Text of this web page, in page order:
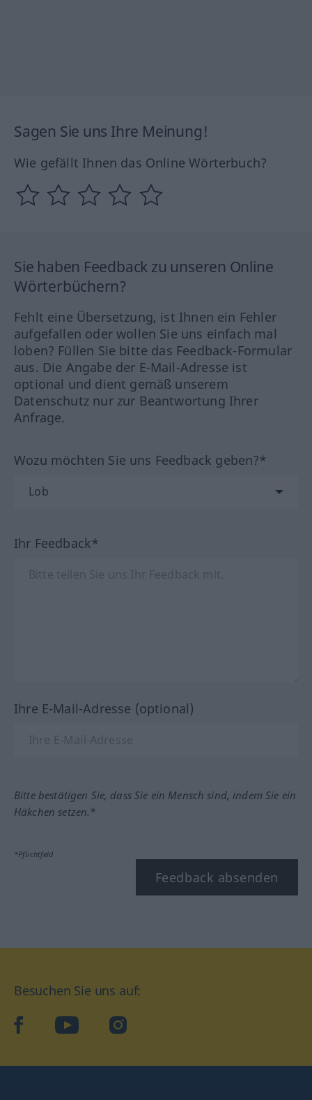
Sagen Sie uns Ihre Meinung!
Wie gefällt Ihnen das Online Wörterbuch?
Sie haben Feedback zu unseren Online
Wörterbüchern?
Fehlt eine Übersetzung, ist Ihnen ein Fehler
aufgefallen oder wollen Sie uns einfach mal
loben? Füllen Sie bitte das Feedback-Formular
aus. Die Angabe der E-Mail-Adresse ist
optional und dient gemäß unserem
Datenschutz nur zur Beantwortung Ihrer
Anfrage.
Wozu möchten Sie uns Feedback geben?*
Ihr Feedback*
Ihre E-Mail-Adresse (optional)
Bitte bestätigen Sie, dass Sie ein Mensch sind, indem Sie ein
Häkchen setzen.*
*Pflichtfeld
Feedback absenden
Besuchen Sie uns auf:
facebook YouTube Instagram